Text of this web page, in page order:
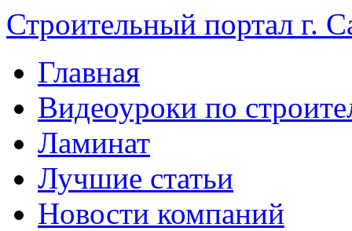
Строительный портал г.
Главная
Видеоуроки по
Ламинат
Лучшие статьи
Новости компаний